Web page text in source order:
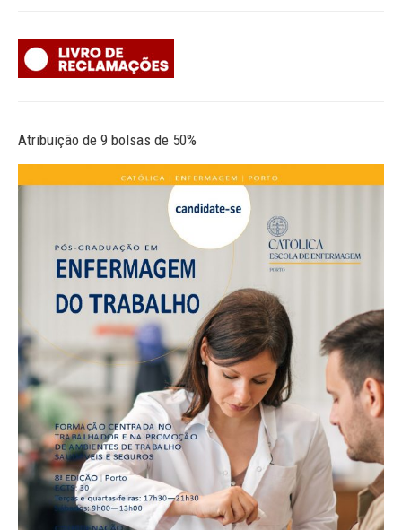
Atribuição de 9 bolsas de 50%